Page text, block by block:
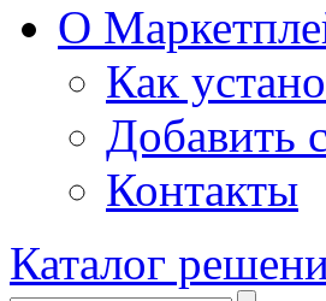
О
Как
Добавить
Контакты
Каталог